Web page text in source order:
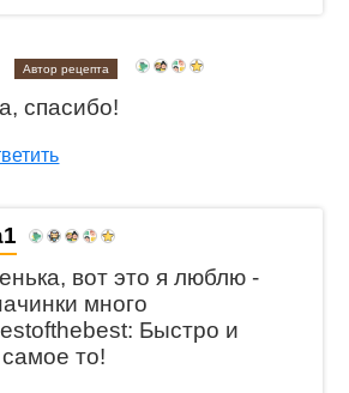
Автор рецепта
спасибо!
вот это я люблю -
много
Быстро и
то!